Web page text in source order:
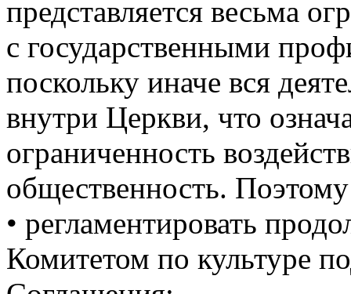
представляется весьма
с государственными
поскольку иначе вся
внутри Церкви, что
ограниченность
общественность.
• регламентировать
Комитетом по культуре